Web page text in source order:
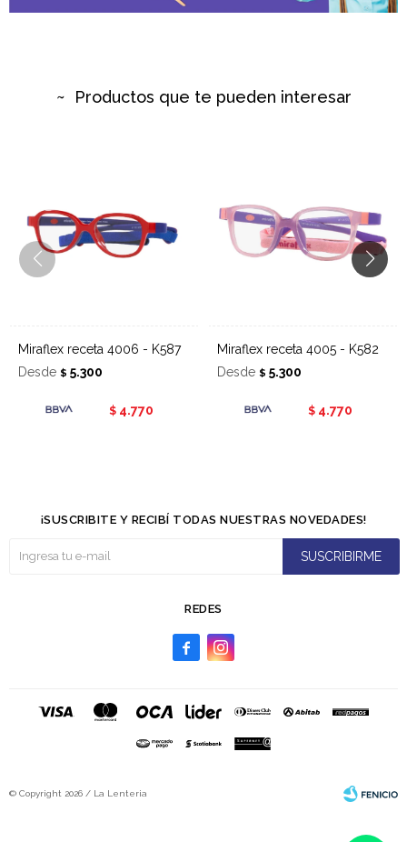
Productos que te pueden interesar
Miraflex receta 4006 - K587
Desde $ 5.300
$ 4.770
Miraflex receta 4005 - K582
Desde $ 5.300
$ 4.770
REDES
 
¡SUSCRIBITE Y RECIBÍ TODAS NUESTRAS NOVEDADES!
SUSCRIBIRME
© Copyright 2026 / La Lenteria